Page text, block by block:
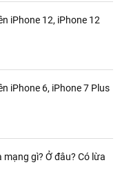
iPhone 12, iPhone 12
iPhone 6, iPhone 7 Plus
gì? Ở đâu? Có lừa